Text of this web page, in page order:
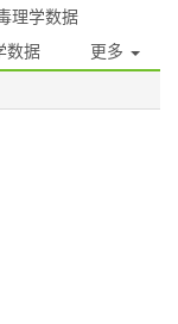
理学数据
数据 更多